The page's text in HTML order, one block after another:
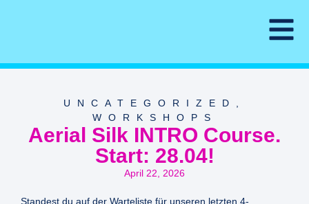
UNCATEGORIZED
WORKSHOPS
Aerial Silk INTRO Course.
Start: 28.04!
April 22, 2026
Standest du auf der Warteliste für unseren letzten 4-